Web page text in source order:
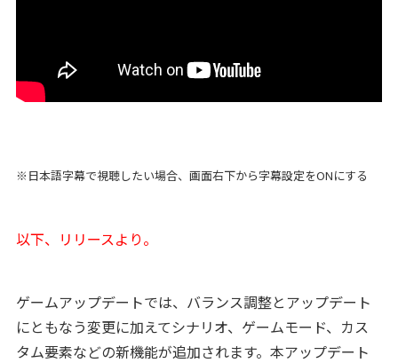
※日本語字幕で視聴したい場合、画面右下から字幕設定をONにする
以下、リリースより。
ゲームアップデートでは、バランス調整とアップデート
にともなう変更に加えてシナリオ、ゲームモード、カス
タム要素などの新機能が追加されます。本アップデート